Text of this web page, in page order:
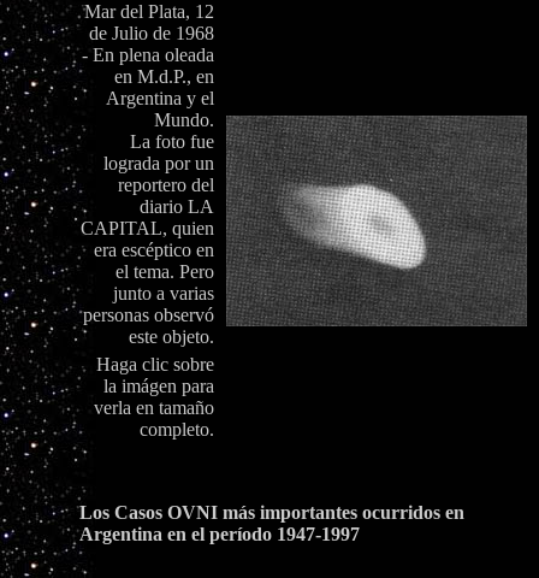
Mar del Plata, 12
de Julio de 1968
- En plena oleada
en M.d.P., en
Argentina y el
Mundo.
La foto fue
lograda por un
reportero del
diario LA
CAPITAL, quien
era escéptico en
el tema. Pero
junto a varias
personas observó
este objeto.
Haga clic sobre
la imágen para
verla en tamaño
completo.
Los Casos OVNI más importantes ocurridos en
Argentina en el período 1947-1997